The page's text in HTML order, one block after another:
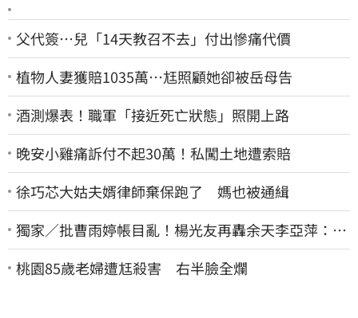
父代簽…兒「14天教召不去」付出慘痛代價
植物人妻獲賠1035萬…尪照顧她卻被岳母告
酒測爆表！職軍「接近死亡狀態」照開上路
晚安小雞痛訴付不起30萬！私闖土地遭索賠
徐巧芯大姑夫婿律師棄保跑了 媽也被通緝
獨家／批曹雨婷帳目亂！楊光友再轟余天李亞萍：他
們工會跟演藝圈沒關
桃園85歲老婦遭尪殺害 右半臉全爛